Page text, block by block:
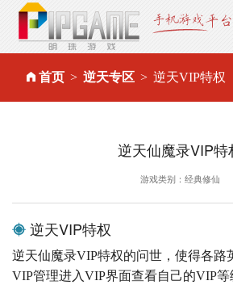
首页 逆天专区 逆天VIP特权
逆天仙魔录VIP特
游戏类别：经典修仙
逆天VIP特权
逆天仙魔录VIP特权的问世，使得各路
VIP管理进入VIP界面查看自己的VIP